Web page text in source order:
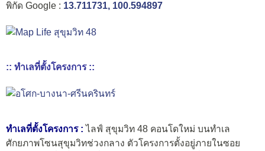
พิกัด Google : 13.711731, 100.594897
:: ทำเลที่ตั้งโครงการ ::
ทำเลที่ตั้งโครงการ : ไลฟ์ สุขุมวิท 48 คอนโดใหม่ บนทำเล
ศักยภาพโซนสุขุมวิทช่วงกลาง ตัวโครงการตั้งอยู่ภายในซอย